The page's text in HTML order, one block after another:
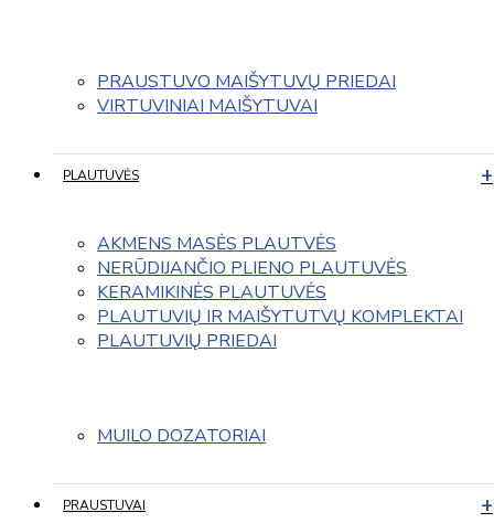
PRAUSTUVO MAIŠYTUVŲ PRIEDAI
VIRTUVINIAI MAIŠYTUVAI
PLAUTUVĖS
AKMENS MASĖS PLAUTVĖS
NERŪDIJANČIO PLIENO PLAUTUVĖS
KERAMIKINĖS PLAUTUVĖS
PLAUTUVIŲ IR MAIŠYTUTVŲ KOMPLEKTAI
PLAUTUVIŲ PRIEDAI
MUILO DOZATORIAI
PRAUSTUVAI